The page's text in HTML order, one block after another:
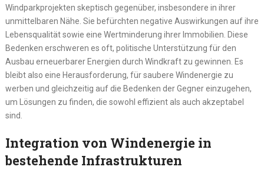
Windparkprojekten skeptisch gegenüber, insbesondere in ihrer
unmittelbaren Nähe. Sie befürchten negative Auswirkungen auf ihre
Lebensqualität sowie eine Wertminderung ihrer Immobilien. Diese
Bedenken erschweren es oft, politische Unterstützung für den
Ausbau erneuerbarer Energien durch Windkraft zu gewinnen. Es
bleibt also eine Herausforderung, für saubere Windenergie zu
werben und gleichzeitig auf die Bedenken der Gegner einzugehen,
um Lösungen zu finden, die sowohl effizient als auch akzeptabel
sind.
Integration von Windenergie in
bestehende Infrastrukturen